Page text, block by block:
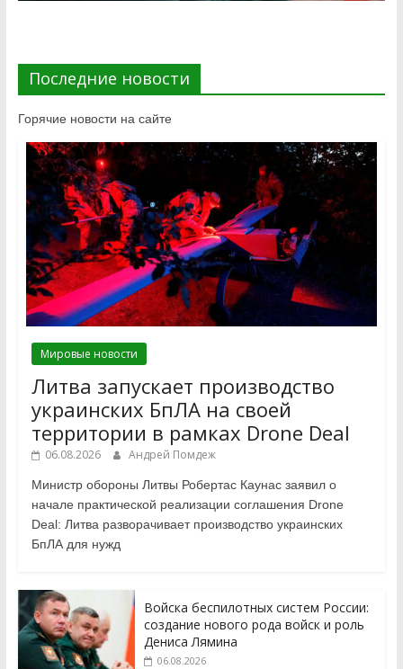
Последние новости
Горячие новости на сайте
Мировые новости
Литва запускает производство
украинских БпЛА на своей
территории в рамках Drone Deal
06.08.2026 Андрей Помдеж
Министр обороны Литвы Робертас Каунас заявил о
начале практической реализации соглашения Drone
Deal: Литва разворачивает производство украинских
БпЛА для нужд
Войска беспилотных систем России:
создание нового рода войск и роль
Дениса Лямина
06.08.2026